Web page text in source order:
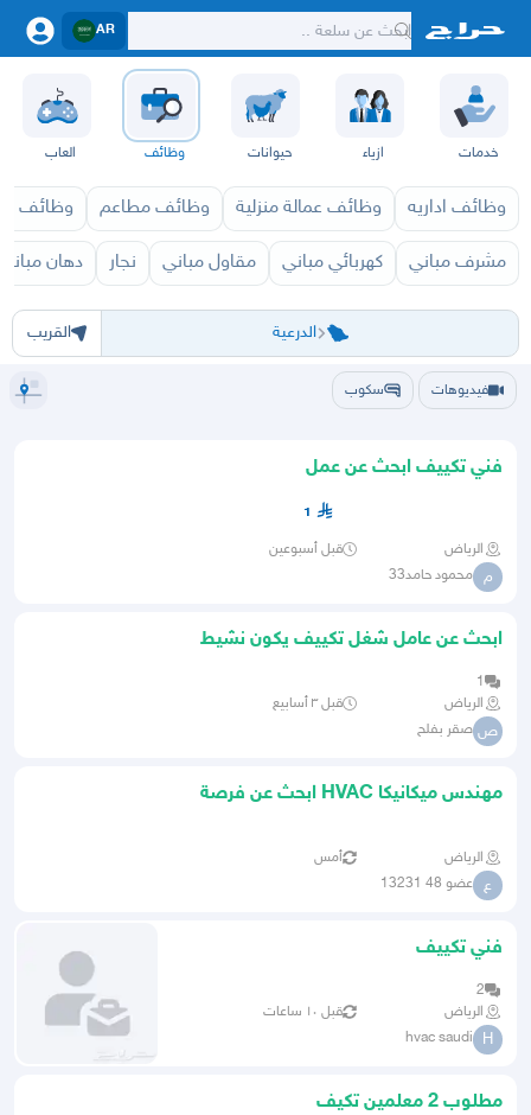
AR
خدمات ازياء حيوانات وظائف العاب
وظائف اداريه وظائف عمالة منزلية وظائف مطاعم وظائف
مشرف مباني كهربائي مباني مقاول مباني نجار دهان مباني
الدرعية
الرياض الدوادمي القويعيةالمجمعة
القريب
فيديوهات سكوب
فني تكييف ابحث عن عمل
1
الرياض قبل أسبوعين
م محمود حامد33
ابحث عن عامل شغل تكييف يكون نشيط
1
الرياض
قبل ٣ أسابيع
ص صقر بفلح
مهندس ميكانيكا HVAC ابحث عن فرصة
الرياض أمس
ع عضو 48 13231
فني تكييف
2
الرياض
قبل ١٠ ساعات
H
hvac saudi
مطلوب 2 معلمين تكيف